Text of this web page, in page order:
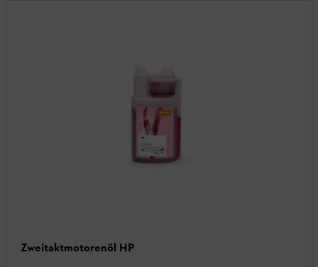
Zweitaktmotorenöl HP